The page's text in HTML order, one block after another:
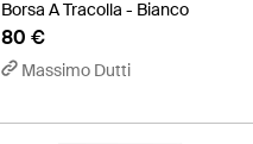
Borsa A Tracolla - Bianco
80 €
Massimo Dutti